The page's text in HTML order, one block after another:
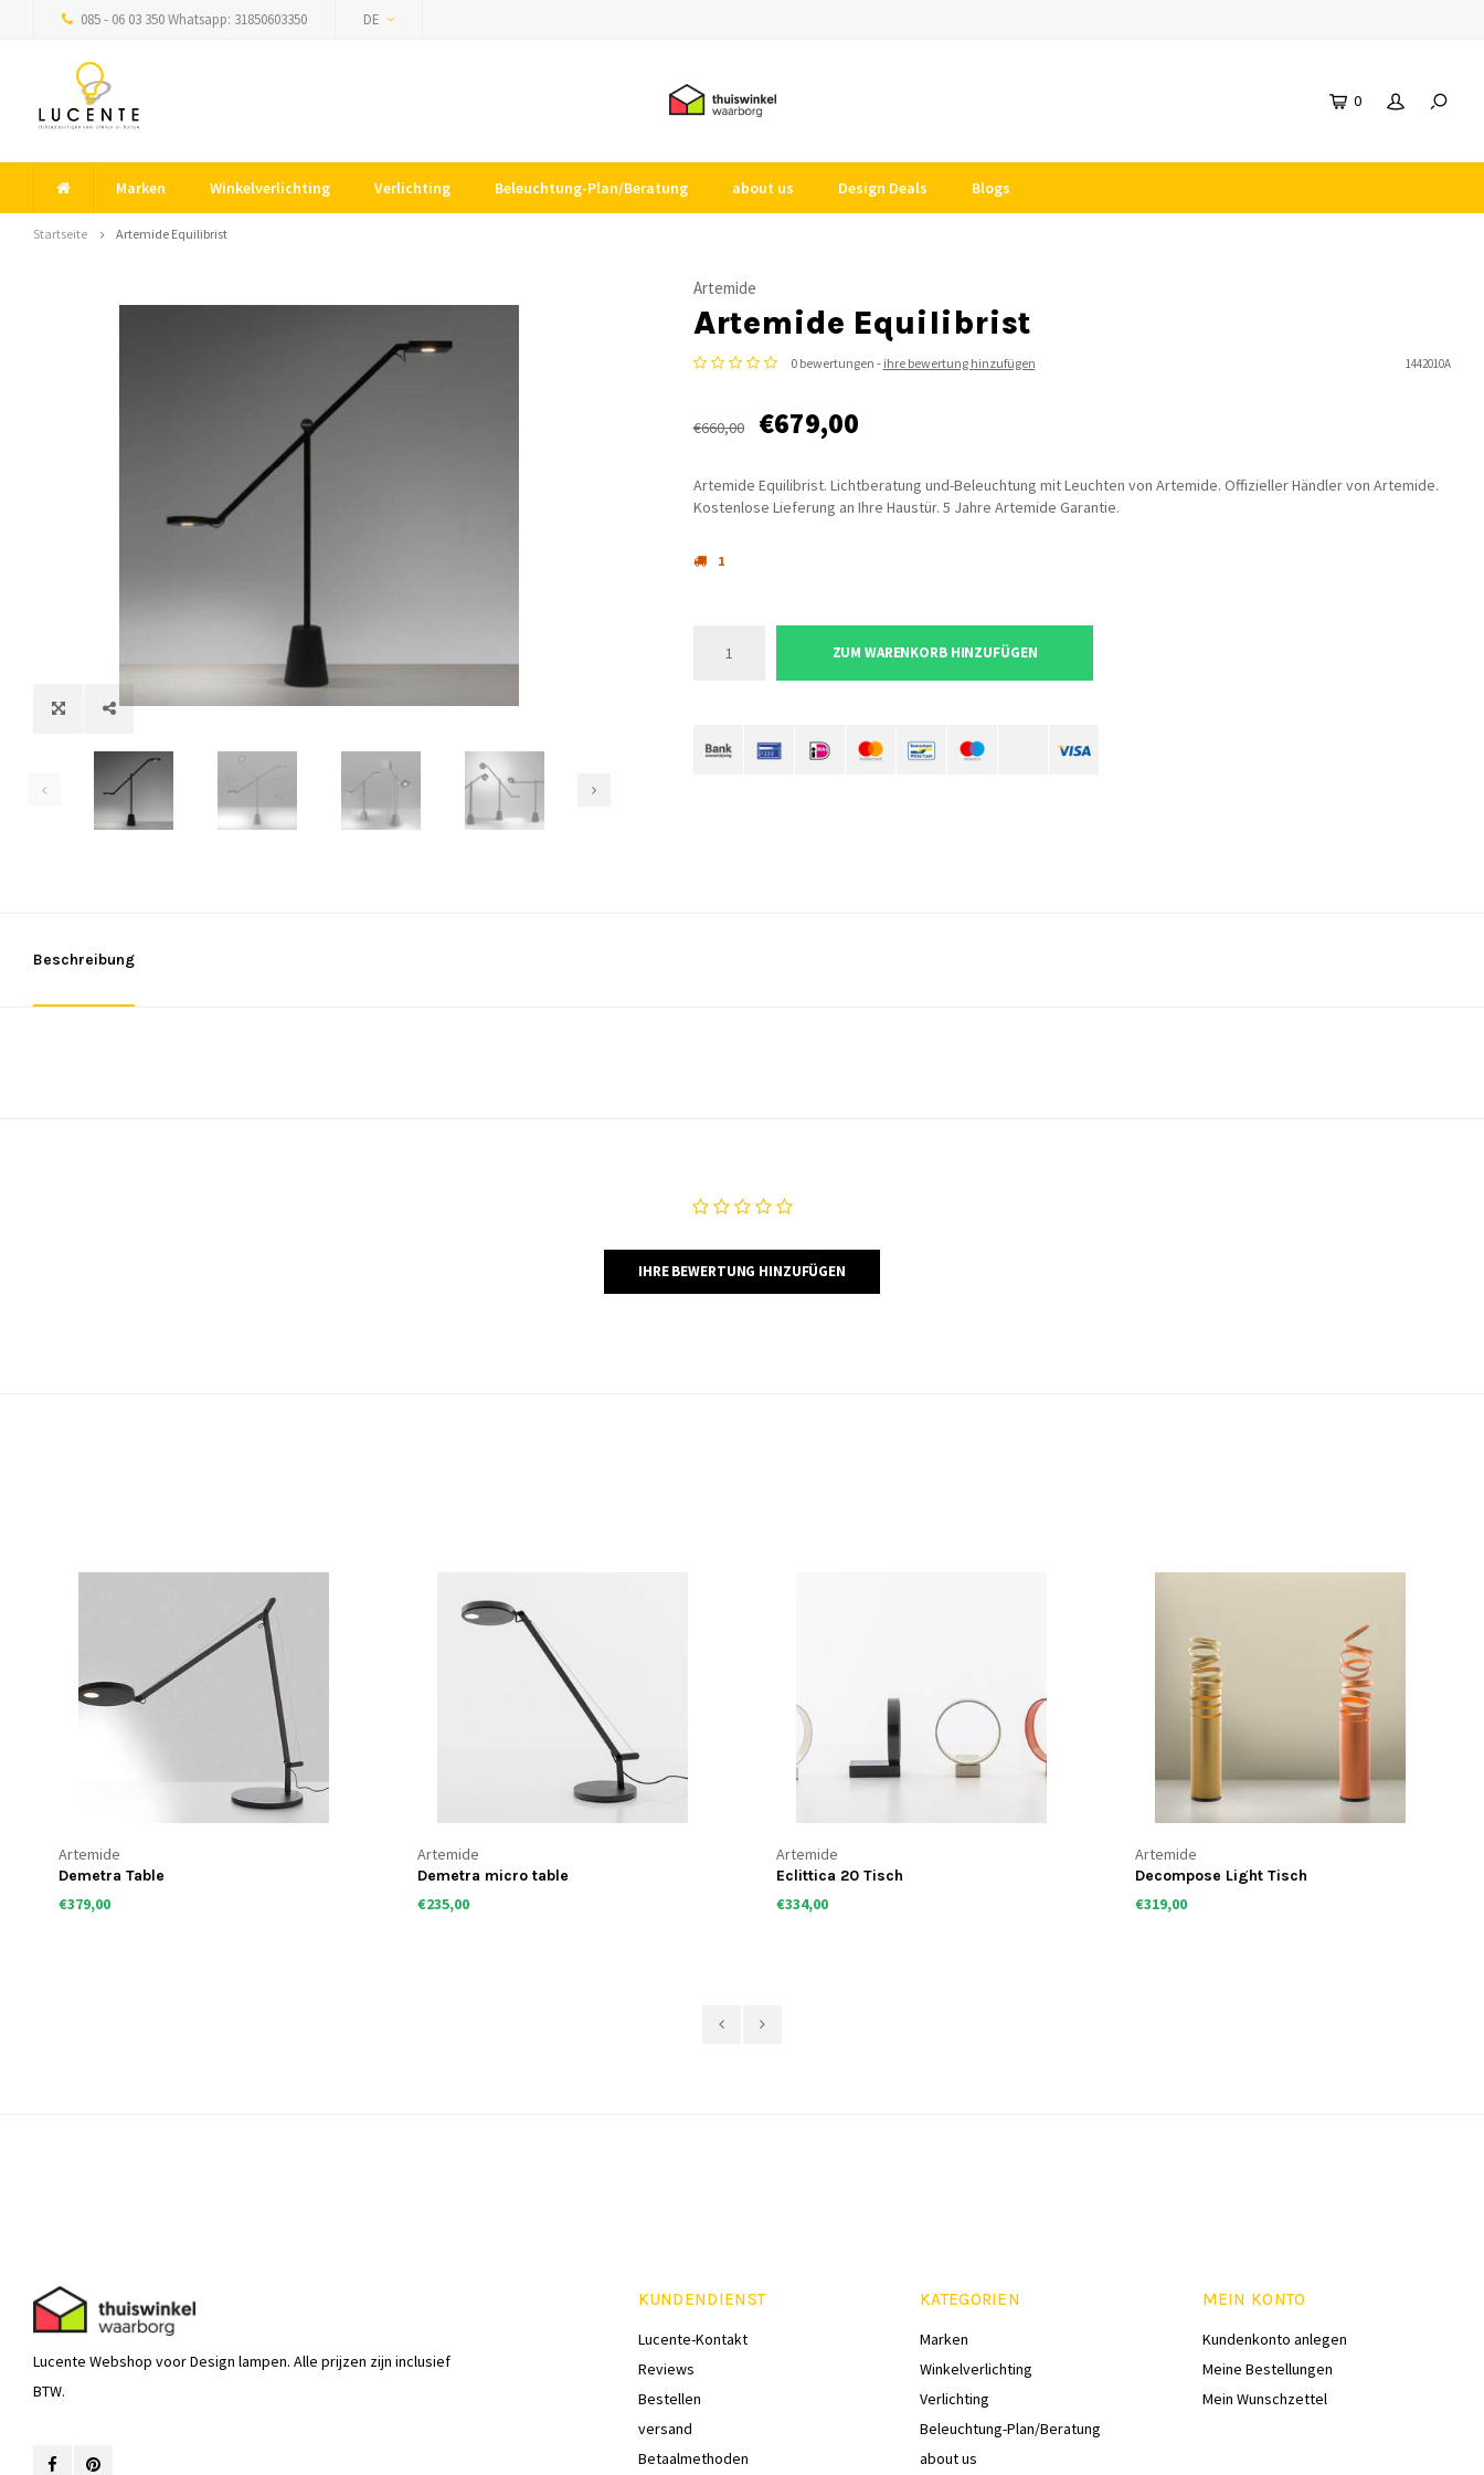
085 - 06 03 350 Whatsapp: 31850603350 DE
0
Marken Winkelverlichting Verlichting Beleuchtung-Plan/Beratung about us Design Deals Blogs
Startseite Artemide Equilibrist
Artemide
Artemide Equilibrist
0 bewertungen - ihre bewertung hinzufügen 1442010A
€660,00 €679,00
Artemide Equilibrist. Lichtberatung und-Beleuchtung mit Leuchten von Artemide. Offizieller Händler von Artemide.
Kostenlose Lieferung an Ihre Haustür. 5 Jahre Artemide Garantie.
1
ZUM WARENKORB HINZUFÜGEN
Beschreibung
IHRE BEWERTUNG HINZUFÜGEN
Artemide
Demetra Table
€379,00
Artemide
Demetra micro table
€235,00
Artemide
Eclittica 20 Tisch
€334,00
Artemide
Decompose Light Tisch
€319,00
Lucente Webshop voor Design lampen. Alle prijzen zijn inclusief
BTW.
KUNDENDIENST
Lucente-Kontakt
Reviews
Bestellen
versand
Betaalmethoden
KATEGORIEN
Marken
Winkelverlichting
Verlichting
Beleuchtung-Plan/Beratung
about us
MEIN KONTO
Kundenkonto anlegen
Meine Bestellungen
Mein Wunschzettel